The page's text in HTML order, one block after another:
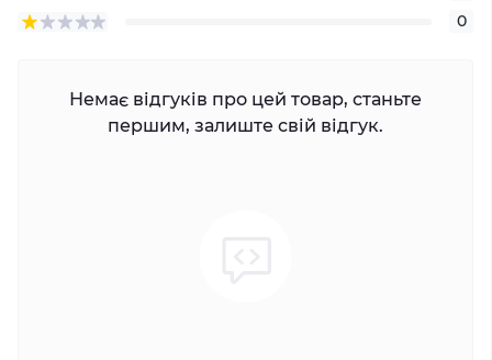
0
Немає відгуків про цей товар, станьте
першим, залиште свій відгук.